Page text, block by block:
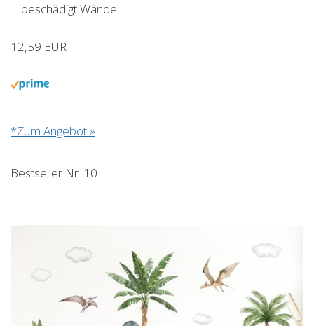
beschädigt Wände
12,59 EUR
*Zum Angebot »
Bestseller Nr. 10